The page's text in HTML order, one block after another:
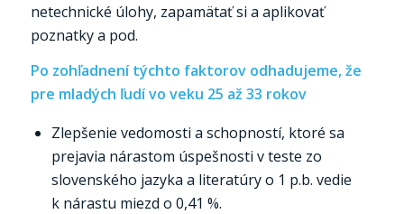
netechnické úlohy, zapamätať si a aplikovať
poznatky a pod.
Po zohľadnení týchto faktorov odhadujeme, že
pre mladých ľudí vo veku 25 až 33 rokov
Zlepšenie vedomosti a schopností, ktoré sa
prejavia nárastom úspešnosti v teste zo
slovenského jazyka a literatúry o 1 p.b. vedie
k nárastu miezd o 0,41 %.